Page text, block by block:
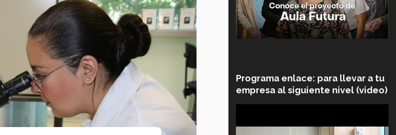
Programa enlace: para llevar a tu
empresa al siguiente nivel (video)